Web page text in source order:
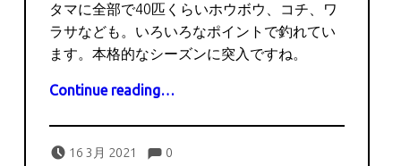
タマに全部で40匹くらいホウボウ、コチ、ワ
ラサなども。いろいろなポイントで釣れてい
ます。本格的なシーズンに突入ですね。
Continue reading“3月16日の釣果”
…
16 3月 2021
captains Comments:0